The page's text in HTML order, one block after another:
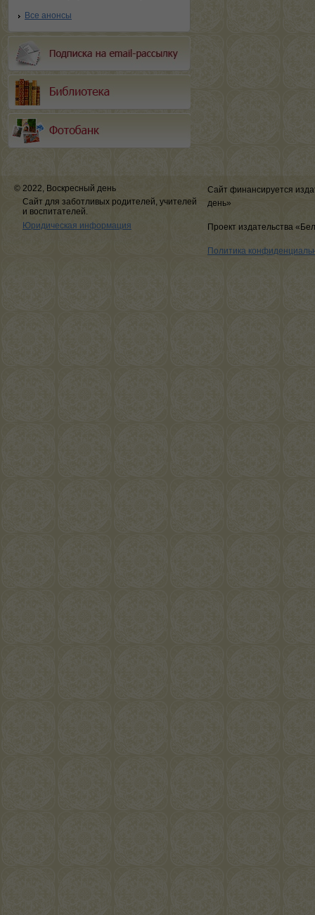
Все анонсы
© 2022, Воскресный день
Сайт для заботливых родителей, учителей
и воспитателей.
Юридическая информация
Сайт финансируется
день»
Проект издательства
Политика